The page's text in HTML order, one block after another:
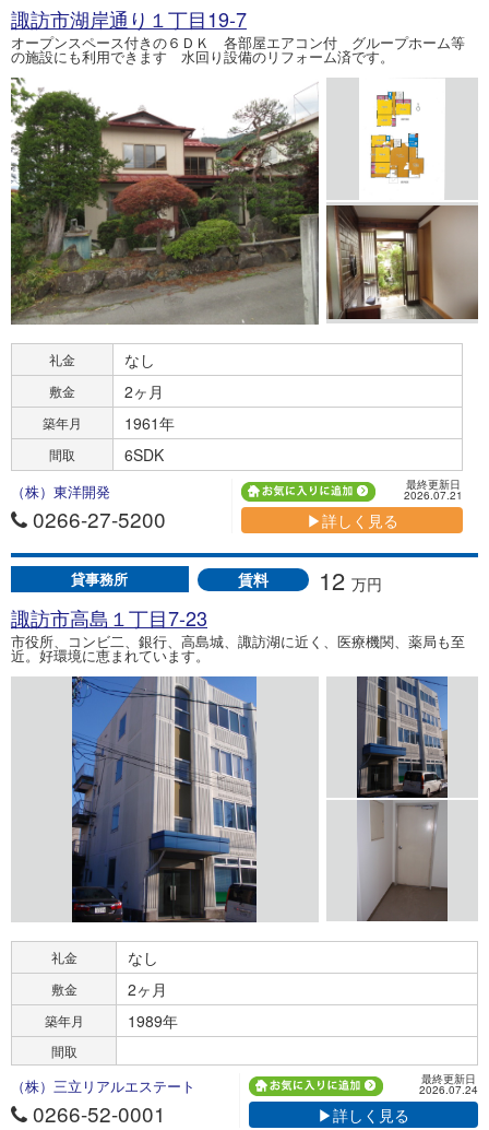
諏訪市湖岸通り１丁目19-7
オープンスペース付きの６ＤＫ 各部屋エアコン付 グループホーム等
の施設にも利用できます 水回り設備のリフォーム済です。
礼金 なし
敷金 2ヶ月
築年月 1961年
間取 6SDK
（株）東洋開発
0266-27-5200
最終更新日
2026.07.21
▶詳しく見る
貸事務所 賃料 12 万円
諏訪市高島１丁目7-23
市役所、コンビ二、銀行、高島城、諏訪湖に近く、医療機関、薬局も至
近。好環境に恵まれています。
礼金 なし
敷金 2ヶ月
築年月 1989年
間取
（株）三立リアルエステート
0266-52-0001
最終更新日
2026.07.24
▶詳しく見る